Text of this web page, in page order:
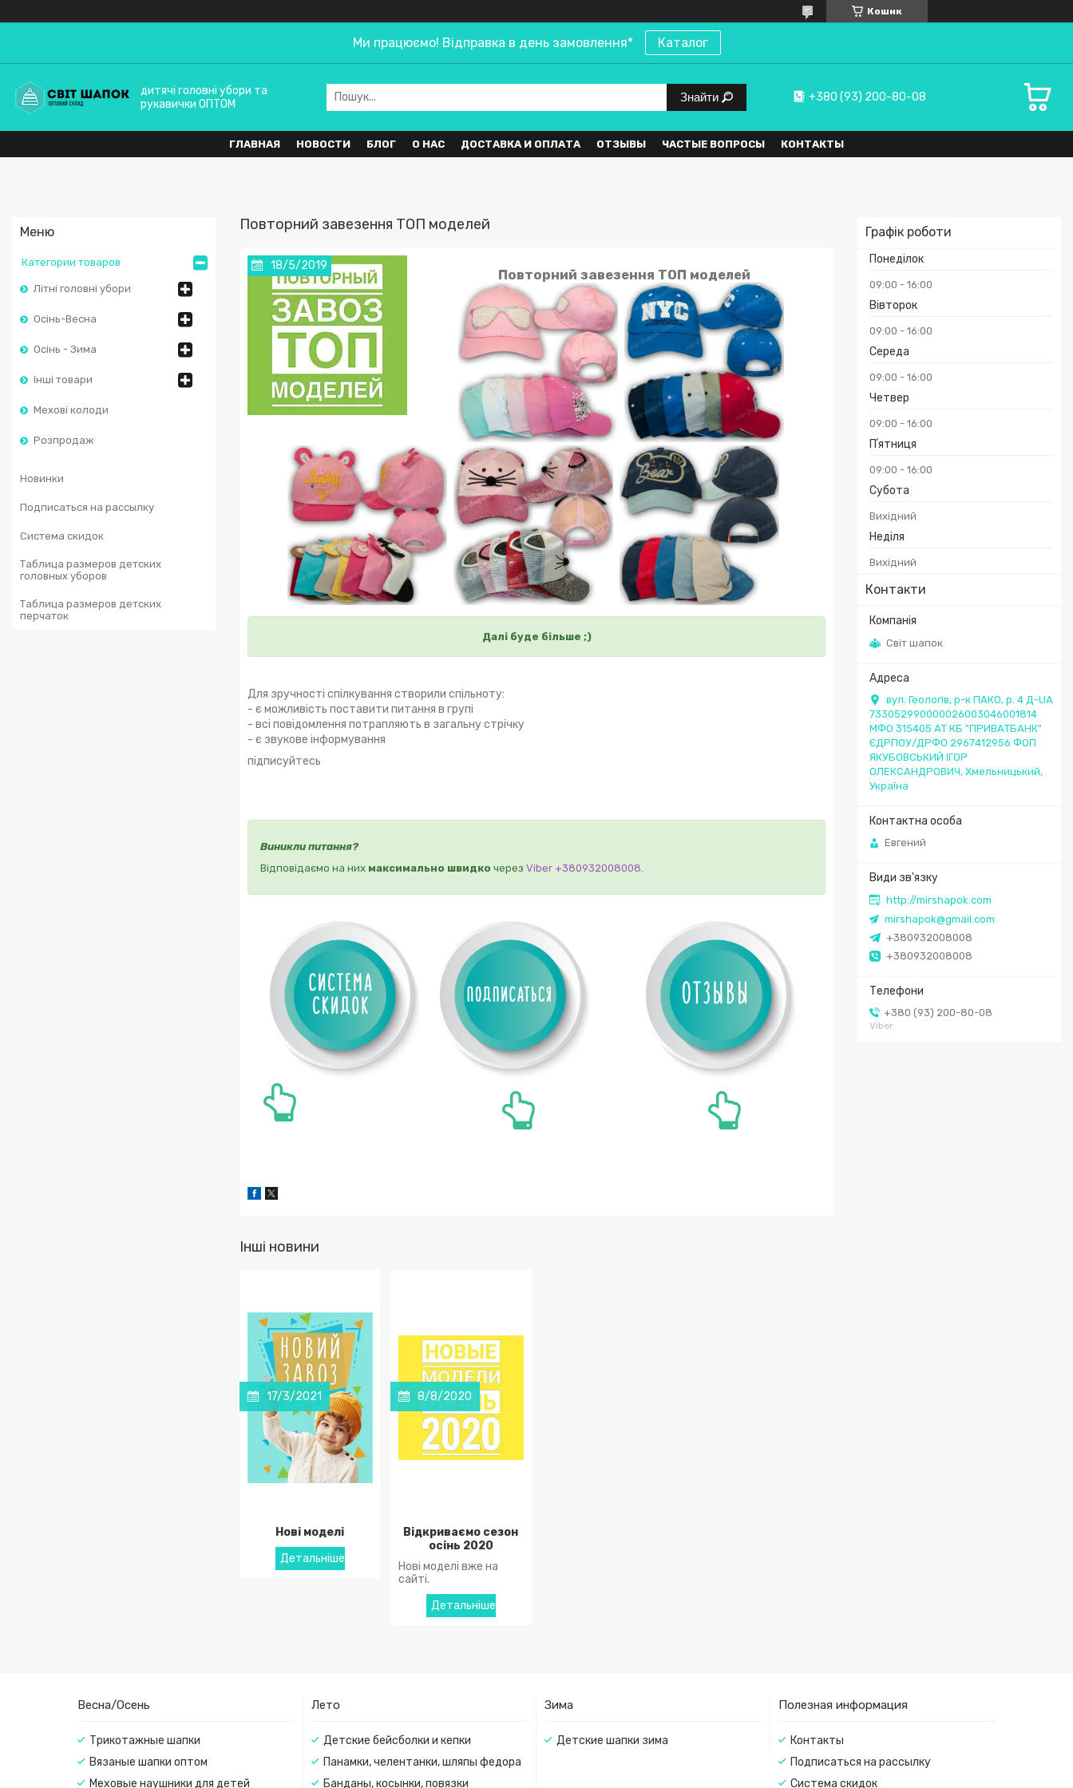
Кошик
Ми працюємо! Відправка в день замовлення* Каталог
дитячі головні убори та
рукавички ОПТОМ
Знайти +380 (93) 200-80-08
ГЛАВНАЯ НОВОСТИ БЛОГ О НАС ДОСТАВКА И ОПЛАТА ОТЗЫВЫ ЧАСТЫЕ ВОПРОСЫ КОНТАКТЫ
Категории товаров
Літні головні убори
Осінь-Весна
Осінь - Зима
Інші товари
Мехові колоди
Розпродаж
Новинки
Подписаться на рассылку
Система скидок
Таблица размеров детских
головных уборов
Таблица размеров детских
перчаток
Графік роботи
Понеділок
09:00 16:00
Вівторок
09:00 16:00
Середа
09:00 16:00
Четвер
09:00 16:00
Пʼятниця
09:00 16:00
Субота
Вихідний
Неділя
Вихідний
Контакти
Світ шапок
вул. Геологів, р-к ПАКО, р. 4 Д-UA
733052990000026003046001814
МФО 315405 АТ КБ "ПРИВАТБАНК"
ЄДРПОУ/ДРФО 2967412956 ФОП
ЯКУБОВСЬКИЙ ІГОР
ОЛЕКСАНДРОВИЧ, Хмельницький,
Україна
Евгений
http://mirshapok.com
mirshapok@gmail.com
+380932008008
+380932008008
+380 (93) 200-80-08
Viber
Повторний завезення ТОП моделей
18/5/2019
Повторний завезення ТОП моделей
Далі буде більше ;)
Для зручності спілкування створили спільноту:
- є можливість поставити питання в групі
- всі повідомлення потрапляють в загальну стрічку
- є звукове інформування
підписуйтесь
Виникли питання?
Відповідаємо на них максимально швидко через Viber +380932008008.
Інші новини
17/3/2021
Нові моделі
8/8/2020
Відкриваємо сезон
осінь 2020
Нові моделі вже на
сайті.
Весна/Осень
Трикотажные шапки
Вязаные шапки оптом
Меховые наушники для детей
Лето
Детские бейсболки и кепки
Панамки, челентанки, шляпы федора
Банданы, косынки, повязки
Зима
Детские шапки зима
Полезная информация
Контакты
Подписаться на рассылку
Система скидок